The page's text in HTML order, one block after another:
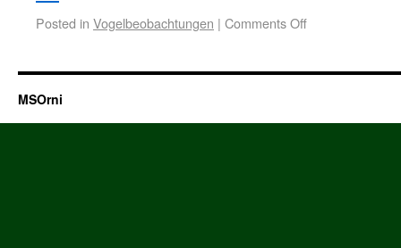
Posted in Vogelbeobachtungen | Comments Off
MSOrni